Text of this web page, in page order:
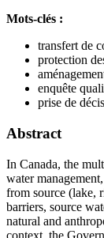
Mots-clés :
transfert de
protection
enquête
prise de
Abstract
In Canada, the
water
from source (lake,
barriers, source
natural and
context, the